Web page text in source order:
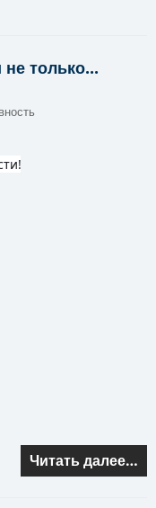
только...
Читать далее…